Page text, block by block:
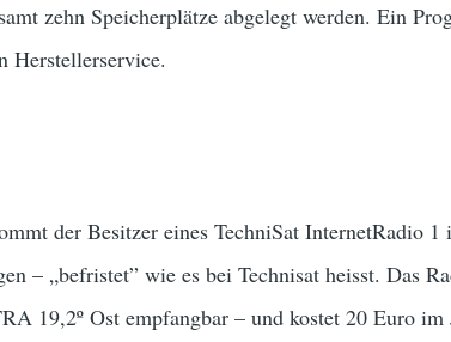
zehn Speicherplätze abgelegt werden. Ein
Herstellerservice.
der Besitzer eines TechniSat InternetRadio 1
– „befristet” wie es bei Technisat heisst. Das
19,2º Ost empfangbar – und kostet 20 Euro